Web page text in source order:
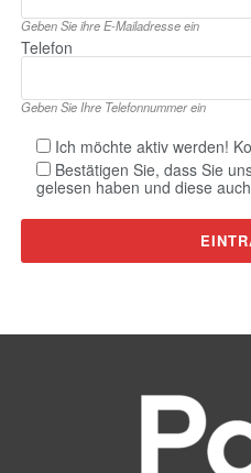
Geben Sie ihre E‑Mailadresse ein
Telefon
Geben Sie Ihre Telefonnummer ein
Ich möchte aktiv werden!
Bestätigen Sie, dass Sie
gelesen haben und diese